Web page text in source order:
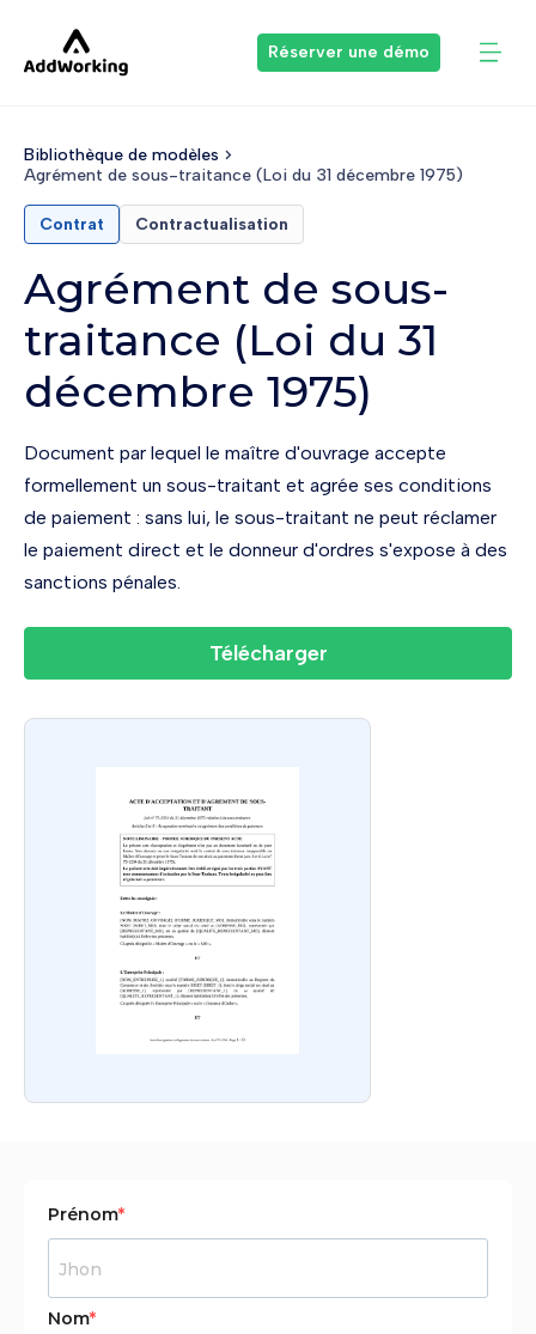
Réserver une démo
Bibliothèque de modèles
Agrément de sous-traitance (Loi du 31 décembre 1975)
Contrat Contractualisation
Agrément de sous-
traitance (Loi du 31
décembre 1975)
Document par lequel le maître d'ouvrage accepte
formellement un sous-traitant et agrée ses conditions
de paiement : sans lui, le sous-traitant ne peut réclamer
le paiement direct et le donneur d'ordres s'expose à des
sanctions pénales.
Télécharger
Prénom
Nom